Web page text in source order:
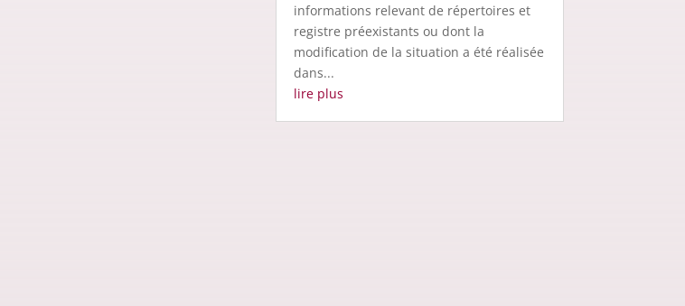
informations relevant de répertoires et
registre préexistants ou dont la
modification de la situation a été réalisée
dans...
lire plus